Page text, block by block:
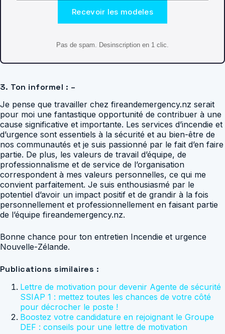
Recevoir les modeles
Pas de spam. Desinscription en 1 clic.
3. Ton informel : –
Je pense que travailler chez fireandemergency.nz serait
pour moi une fantastique opportunité de contribuer à une
cause significative et importante. Les services d’incendie et
d’urgence sont essentiels à la sécurité et au bien-être de
nos communautés et je suis passionné par le fait d’en faire
partie. De plus, les valeurs de travail d’équipe, de
professionnalisme et de service de l’organisation
correspondent à mes valeurs personnelles, ce qui me
convient parfaitement. Je suis enthousiasmé par le
potentiel d’avoir un impact positif et de grandir à la fois
personnellement et professionnellement en faisant partie
de l’équipe fireandemergency.nz.
Bonne chance pour ton entretien Incendie et urgence
Nouvelle-Zélande.
Publications similaires :
Lettre de motivation pour devenir Agente de sécurité
SSIAP 1 : mettez toutes les chances de votre côté
pour décrocher le poste !
Boostez votre candidature en rejoignant le Groupe
DEF : conseils pour une lettre de motivation